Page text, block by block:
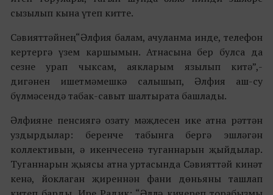
сызылып кына үтеп китте.
Сәвияттәйнең: “Әлфия балам, ачуланма инде, телефон
кертергә үзем каршымын. Атнасына бер булса да
сезне урап чыксам, аякларым язылып китә”,-
дигәнен ишетмәмешкә салышып, Әлфия аш-су
бүлмәсендә табак-савыт шалтырата башлады.
Әлфияне пенсиягә озату мәҗлесен ике атна рәттән
уздырдылар: беренче табынга бергә эшләгән
коллективын, ә икенчесенә туганнарын җыйдылар.
Туганнарын җыясы атна уртасында Сәвияттәй кинәт
кенә, йоклаган җиреннән фани дөньяны ташлап